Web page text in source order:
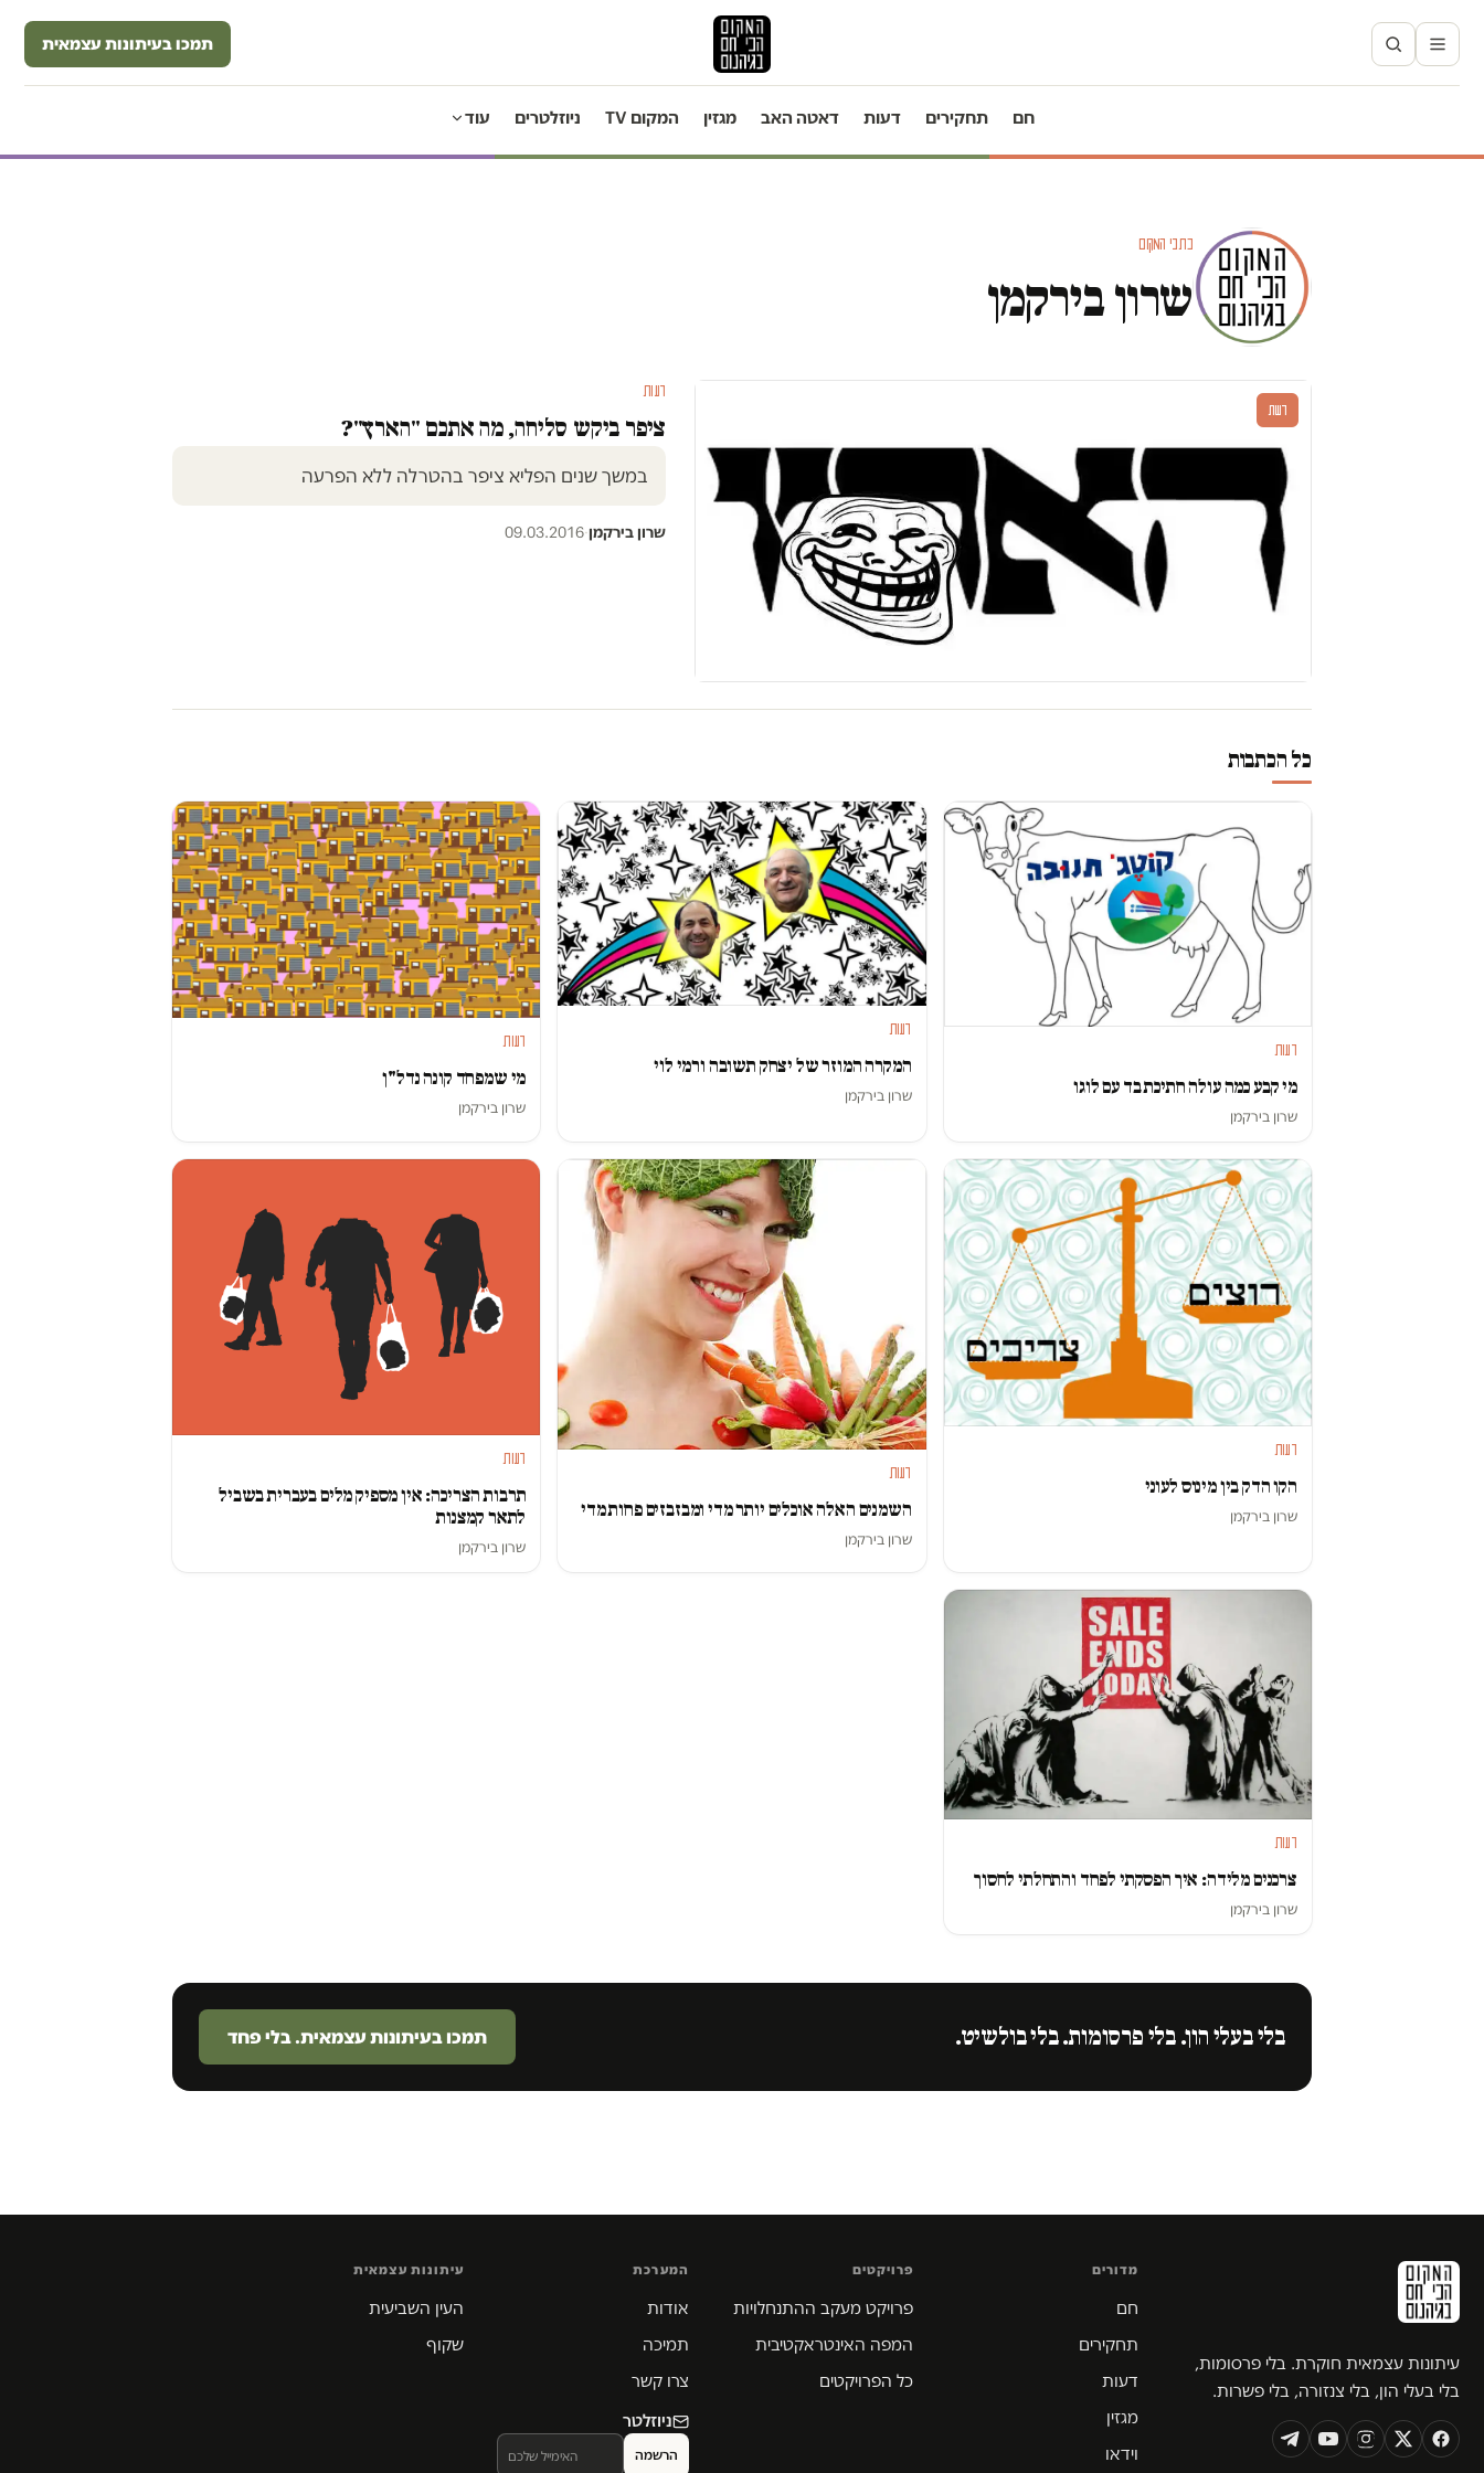
תמכו בעיתונות עצמאית
חם תחקירים דעות דאטה האב מגזין המקום TV ניוזלטרים עוד
כתבי המקום
שרון בירקמן
דעות
דעות
ציפר ביקש סליחה, מה אתכם "הארץ"?
במשך שנים הפליא ציפר בהטרלה ללא הפרעה
שרון בירקמן·
09.03.2016
כל הכתבות
דעות
מי קבע כמה עולה חתיכת בד עם לוגו
שרון בירקמן
דעות
המקרה המוזר של יצחק תשובה ורמי לוי
שרון בירקמן
דעות
מי שמפחד קונה נדל"ן
שרון בירקמן
דעות
הקו הדק בין מינוס לעוני
שרון בירקמן
דעות
השמנים האלה אוכלים יותר מדי ומבזבזים פחות מדי
שרון בירקמן
דעות
תרבות הצריכה: אין מספיק מלים בעברית בשביל
לתאר קמצנות
שרון בירקמן
דעות
צרכנים מלידה: איך הפסקתי לפחד והתחלתי לחסוך
שרון בירקמן
בלי בעלי הון. בלי פרסומות. בלי בולשיט. תמכו בעיתונות עצמאית. בלי פחד
עיתונות עצמאית חוקרת. בלי פרסומות,
בלי בעלי הון, בלי צנזורה, בלי פשרות.
מדורים
חם
תחקירים
דעות
מגזין
וידאו
פרויקטים
פרויקט מעקב ההתנחלויות
המפה האינטראקטיבית
כל הפרויקטים
המערכת
אודות
תמיכה
צרו קשר
ניוזלטר
עיתונות עצמאית
העין השביעית
שקוף